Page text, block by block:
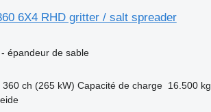
6X4 RHD gritter / salt spreader
épandeur de sable
360 ch (265 kW) Capacité de charge 16.500 kg